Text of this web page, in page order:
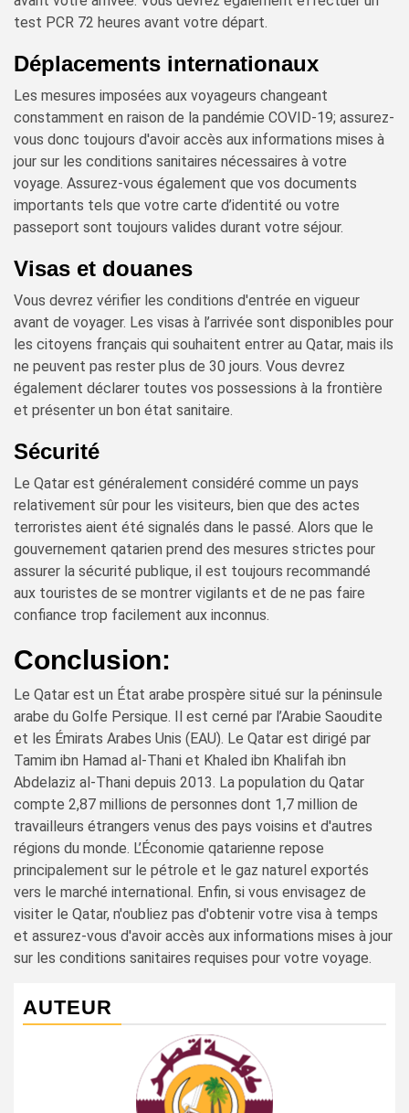
test PCR 72 heures avant votre départ.
Déplacements internationaux
Les mesures imposées aux voyageurs changeant
constamment en raison de la pandémie COVID-19; assurez-
vous donc toujours d'avoir accès aux informations mises à
jour sur les conditions sanitaires nécessaires à votre
voyage. Assurez-vous également que vos documents
importants tels que votre carte d’identité ou votre
passeport sont toujours valides durant votre séjour.
Visas et douanes
Vous devrez vérifier les conditions d'entrée en vigueur
avant de voyager. Les visas à l’arrivée sont disponibles pour
les citoyens français qui souhaitent entrer au Qatar, mais ils
ne peuvent pas rester plus de 30 jours. Vous devrez
également déclarer toutes vos possessions à la frontière
et présenter un bon état sanitaire.
Sécurité
Le Qatar est généralement considéré comme un pays
relativement sûr pour les visiteurs, bien que des actes
terroristes aient été signalés dans le passé. Alors que le
gouvernement qatarien prend des mesures strictes pour
assurer la sécurité publique, il est toujours recommandé
aux touristes de se montrer vigilants et de ne pas faire
confiance trop facilement aux inconnus.
Conclusion:
Le Qatar est un État arabe prospère situé sur la péninsule
arabe du Golfe Persique. Il est cerné par l’Arabie Saoudite
et les Émirats Arabes Unis (EAU). Le Qatar est dirigé par
Tamim ibn Hamad al-Thani et Khaled ibn Khalifah ibn
Abdelaziz al-Thani depuis 2013. La population du Qatar
compte 2,87 millions de personnes dont 1,7 million de
travailleurs étrangers venus des pays voisins et d'autres
régions du monde. L’Économie qatarienne repose
principalement sur le pétrole et le gaz naturel exportés
vers le marché international. Enfin, si vous envisagez de
visiter le Qatar, n'oubliez pas d'obtenir votre visa à temps
et assurez-vous d'avoir accès aux informations mises à jour
sur les conditions sanitaires requises pour votre voyage.
AUTEUR